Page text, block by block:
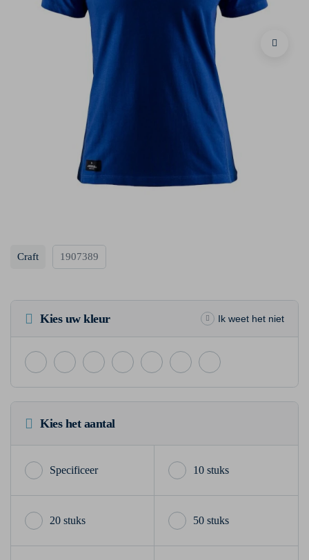
Craft 1907389
Kies uw kleur Ik weet het niet
Kies het aantal
10 stuks
20 stuks 50 stuks